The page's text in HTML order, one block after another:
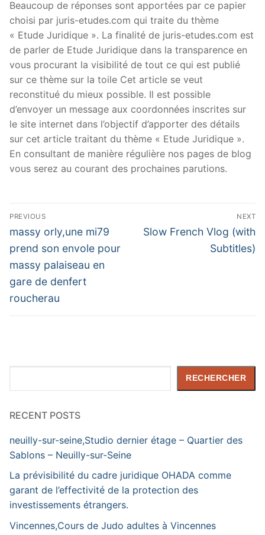
Beaucoup de réponses sont apportées par ce papier
choisi par juris-etudes.com qui traite du thème
« Etude Juridique ». La finalité de juris-etudes.com est
de parler de Etude Juridique dans la transparence en
vous procurant la visibilité de tout ce qui est publié
sur ce thème sur la toile Cet article se veut
reconstitué du mieux possible. Il est possible
d’envoyer un message aux coordonnées inscrites sur
le site internet dans l’objectif d’apporter des détails
sur cet article traitant du thème « Etude Juridique ».
En consultant de manière régulière nos pages de blog
vous serez au courant des prochaines parutions.
Navigation
de
l’article
PREVIOUS
Previous
post:
massy orly,une mi79
prend son envole pour
massy palaiseau en
gare de denfert
roucherau
NEXT
Next
Slow French Vlog (with
Subtitles)
RECHERCHER
RECENT POSTS
neuilly-sur-seine,Studio dernier étage – Quartier des
Sablons – Neuilly-sur-Seine
La prévisibilité du cadre juridique OHADA comme
garant de l’effectivité de la protection des
investissements étrangers.
Vincennes,Cours de Judo adultes à Vincennes